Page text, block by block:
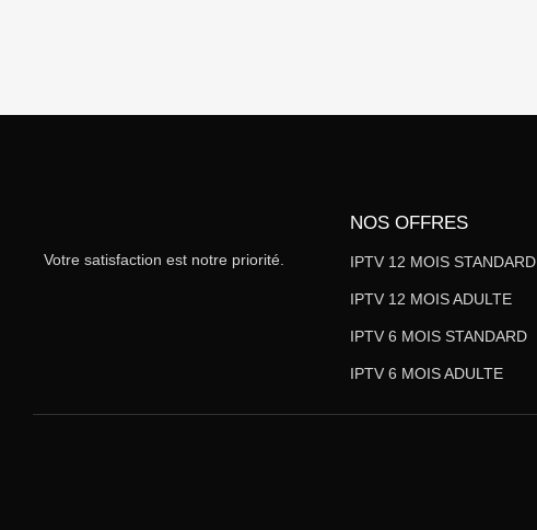
Votre satisfaction est notre priorité.
NOS OFFRES
IPTV 12 MOIS STANDARD
IPTV 12 MOIS ADULTE
IPTV 6 MOIS STANDARD
IPTV 6 MOIS ADULTE